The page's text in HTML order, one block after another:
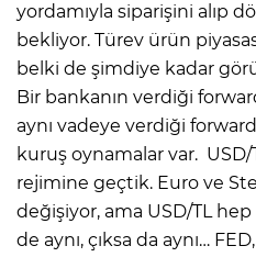
yordamıyla siparişini alıp
bekliyor. Türev ürün
belki de şimdiye kadar
Bir bankanın verdiği
aynı vadeye verdiği
kuruş oynamalar var.
rejimine geçtik. Euro ve
değişiyor, ama USD/TL
de aynı, çıksa da aynı…